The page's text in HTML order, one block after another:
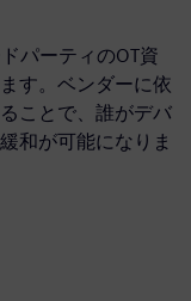
パーティのOT資
す。ベンダーに依
ことで、誰がデバ
和が可能になりま